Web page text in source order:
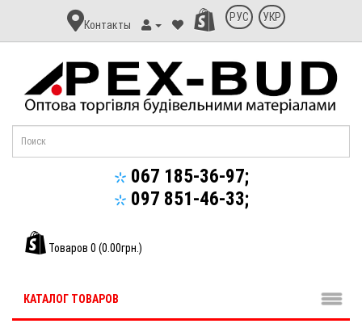
Контакт
Апекс-
Контакты
РУС УКР
067 185-36-97;
097 851-46-33;
Товаров 0 (0.00грн.)
КАТАЛОГ ТОВАРОВ